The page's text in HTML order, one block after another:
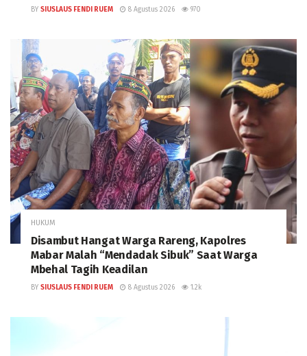
BY SIUSLAUS FENDI RUEM 8 Agustus 2026 970
HUKUM
Disambut Hangat Warga Rareng, Kapolres
Mabar Malah “Mendadak Sibuk” Saat Warga
Mbehal Tagih Keadilan
BY SIUSLAUS FENDI RUEM 8 Agustus 2026 1.2k